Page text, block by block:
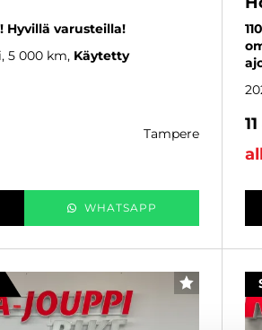
Hyvillä varusteilla!
5 000 km Käytetty
tampere
WHATSAPP
SUOSIKKI